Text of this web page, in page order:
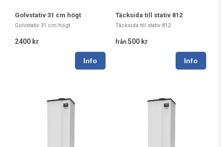
Golvstativ 31 cm högt
Golvstativ 31 cm högt
2400 kr
Täcksida till stativ 812
Täcksida till stativ 812
från 500 kr